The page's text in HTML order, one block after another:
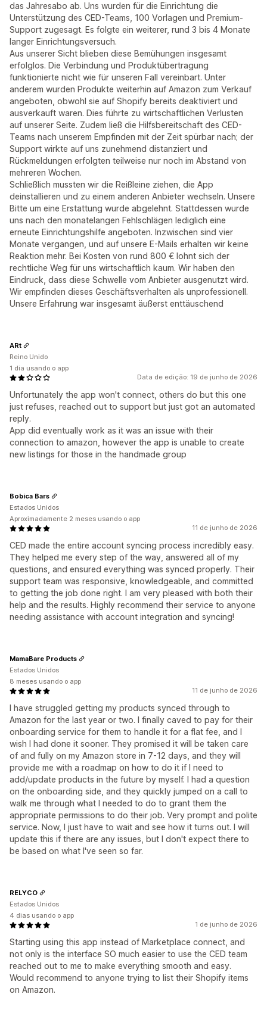
das Jahresabo ab. Uns wurden für die Einrichtung die
Unterstützung des CED-Teams, 100 Vorlagen und Premium-
Support zugesagt. Es folgte ein weiterer, rund 3 bis 4 Monate
langer Einrichtungsversuch.
Aus unserer Sicht blieben diese Bemühungen insgesamt
erfolglos. Die Verbindung und Produktübertragung
funktionierte nicht wie für unseren Fall vereinbart. Unter
anderem wurden Produkte weiterhin auf Amazon zum Verkauf
angeboten, obwohl sie auf Shopify bereits deaktiviert und
ausverkauft waren. Dies führte zu wirtschaftlichen Verlusten
auf unserer Seite. Zudem ließ die Hilfsbereitschaft des CED-
Teams nach unserem Empfinden mit der Zeit spürbar nach; der
Support wirkte auf uns zunehmend distanziert und
Rückmeldungen erfolgten teilweise nur noch im Abstand von
mehreren Wochen.
Schließlich mussten wir die Reißleine ziehen, die App
deinstallieren und zu einem anderen Anbieter wechseln. Unsere
Bitte um eine Erstattung wurde abgelehnt. Stattdessen wurde
uns nach den monatelangen Fehlschlägen lediglich eine
erneute Einrichtungshilfe angeboten. Inzwischen sind vier
Monate vergangen, und auf unsere E-Mails erhalten wir keine
Reaktion mehr. Bei Kosten von rund 800 € lohnt sich der
rechtliche Weg für uns wirtschaftlich kaum. Wir haben den
Eindruck, dass diese Schwelle vom Anbieter ausgenutzt wird.
Wir empfinden dieses Geschäftsverhalten als unprofessionell.
Unsere Erfahrung war insgesamt äußerst enttäuschend
Data de edição: 19 de junho de 2026
Unfortunately the app won't connect, others do but this one
just refuses, reached out to support but just got an automated
reply.
App did eventually work as it was an issue with their
connection to amazon, however the app is unable to create
new listings for those in the handmade group
ARt
Reino Unido
1 dia usando o app
11 de junho de 2026
CED made the entire account syncing process incredibly easy.
They helped me every step of the way, answered all of my
questions, and ensured everything was synced properly. Their
support team was responsive, knowledgeable, and committed
to getting the job done right. I am very pleased with both their
help and the results. Highly recommend their service to anyone
needing assistance with account integration and syncing!
Bobica Bars
Estados Unidos
Aproximadamente 2 meses usando o app
11 de junho de 2026
I have struggled getting my products synced through to
Amazon for the last year or two. I finally caved to pay for their
onboarding service for them to handle it for a flat fee, and I
wish I had done it sooner. They promised it will be taken care
of and fully on my Amazon store in 7-12 days, and they will
provide me with a roadmap on how to do it if I need to
add/update products in the future by myself. I had a question
on the onboarding side, and they quickly jumped on a call to
walk me through what I needed to do to grant them the
appropriate permissions to do their job. Very prompt and polite
service. Now, I just have to wait and see how it turns out. I will
update this if there are any issues, but I don't expect there to
be based on what I've seen so far.
MamaBare Products
Estados Unidos
8 meses usando o app
1 de junho de 2026
Starting using this app instead of Marketplace connect, and
not only is the interface SO much easier to use the CED team
reached out to me to make everything smooth and easy.
Would recommend to anyone trying to list their Shopify items
on Amazon.
RELYCO
Estados Unidos
4 dias usando o app